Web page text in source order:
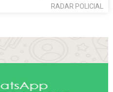
RADAR POLICIAL